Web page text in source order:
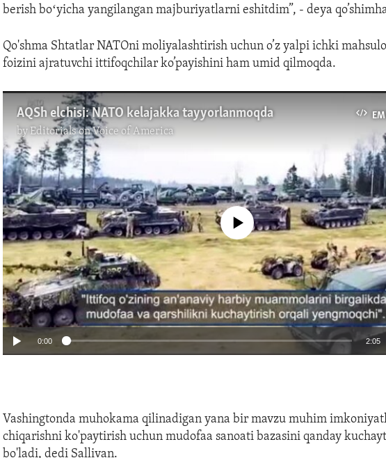
berish boʻyicha yangilangan majburiyatlarni eshitdim”, - deya
Qo'shma Shtatlar NATOni moliyalashtirish uchun o’z yalpi ichki
foizini ajratuvchi ittifoqchilar ko’payishini ham umid qilmoqda.
AQSh elchisi: NATO kelajakka tayyorlanmoqda
byEditorials on Voice of America
No media source currently available
0:00 2:05
Vashingtonda muhokama qilinadigan yana bir mavzu muhim
chiqarishni ko'paytirish uchun mudofaa sanoati bazasini qanday
bo'ladi, dedi Sallivan.